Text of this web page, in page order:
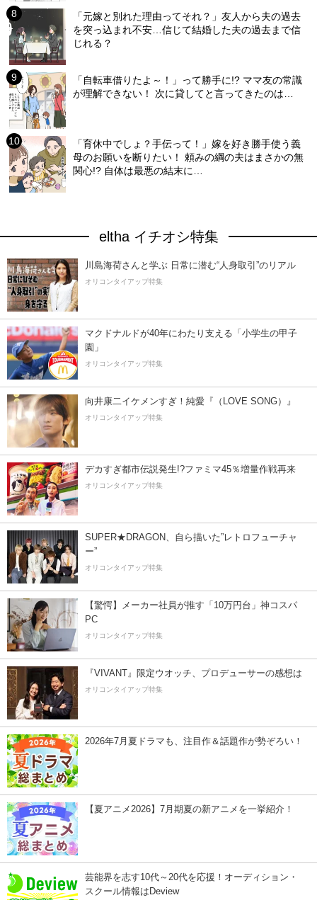
「元嫁と別れた理由ってそれ？」友人から夫の過去
を突っ込まれ不安…信じて結婚した夫の過去まで信
じれる？
「自転車借りたよ～！」って勝手に!? ママ友の常識
が理解できない！ 次に貸してと言ってきたのは…
「育休中でしょ？手伝って！」嫁を好き勝手使う義
母のお願いを断りたい！ 頼みの綱の夫はまさかの無
関心!? 自体は最悪の結末に…
eltha イチオシ特集
川島海荷さんと学ぶ 日常に潜む“人身取引”のリアル
オリコンタイアップ特集
マクドナルドが40年にわたり支える「小学生の甲子
園」
オリコンタイアップ特集
向井康二イケメンすぎ！純愛『（LOVE SONG）』
オリコンタイアップ特集
デカすぎ都市伝説発生!?ファミマ45％増量作戦再来
オリコンタイアップ特集
SUPER★DRAGON、自ら描いた”レトロフューチャ
ー”
オリコンタイアップ特集
【驚愕】メーカー社員が推す「10万円台」神コスパ
PC
オリコンタイアップ特集
『VIVANT』限定ウオッチ、プロデューサーの感想は
オリコンタイアップ特集
2026年7月夏ドラマも、注目作＆話題作が勢ぞろい！
【夏アニメ2026】7月期夏の新アニメを一挙紹介！
芸能界を志す10代～20代を応援！オーディション・
スクール情報はDeview